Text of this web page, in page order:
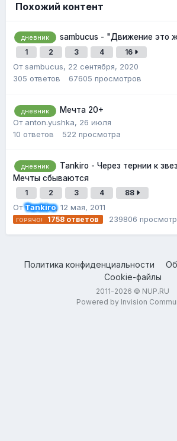
Похожий контент
дневник sambucus - "Движение это
1 2 3 4 16
От sambucus, 22 сентября, 2020
305 ответов 67605 просмотров
дневник
Мечта 20+
От anton.yushka, 26 июля
10 ответов 522 просмотра
дневник
Tankiro - Через тернии к
Мечты сбываются
1 2 3 4 88
ОтTankiro,12 мая, 2011
1758 ответов 239806
Политика конфиденциальности
Cookie-файлы
2011-2026 © NUP.RU
Powered by Invision